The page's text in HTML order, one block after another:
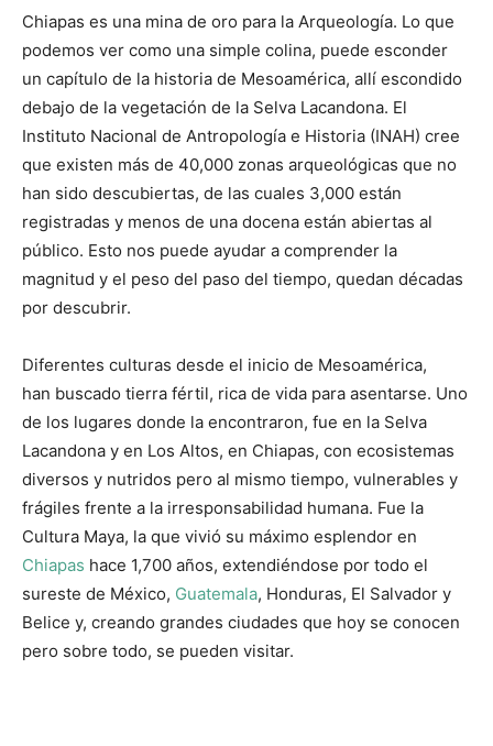
Chiapas es una mina de oro para la Arqueología. Lo que
podemos ver como una simple colina, puede esconder
un capítulo de la historia de Mesoamérica, allí escondido
debajo de la vegetación de la Selva Lacandona. El
Instituto Nacional de Antropología e Historia (INAH) cree
que existen más de 40,000 zonas arqueológicas que no
han sido descubiertas, de las cuales 3,000 están
registradas y menos de una docena están abiertas al
público. Esto nos puede ayudar a comprender la
magnitud y el peso del paso del tiempo, quedan décadas
por descubrir.
Diferentes culturas desde el inicio de Mesoamérica,
han buscado tierra fértil, rica de vida para asentarse. Uno
de los lugares donde la encontraron, fue en la Selva
Lacandona y en Los Altos, en Chiapas, con ecosistemas
diversos y nutridos pero al mismo tiempo, vulnerables y
frágiles frente a la irresponsabilidad humana. Fue la
Cultura Maya, la que vivió su máximo esplendor en
Chiapas hace 1,700 años, extendiéndose por todo el
sureste de México, Guatemala, Honduras, El Salvador y
Belice y, creando grandes ciudades que hoy se conocen
pero sobre todo, se pueden visitar.